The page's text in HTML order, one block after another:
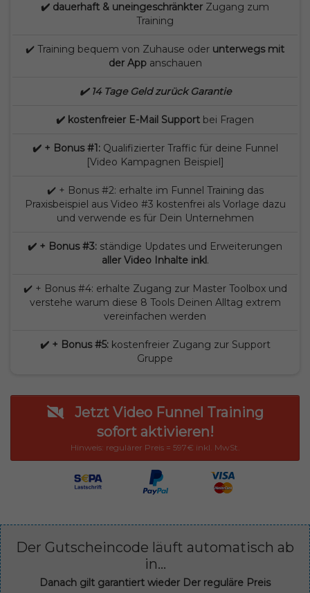
✔️ dauerhaft & uneingeschränkter Zugang zum
Training
✔️ Training bequem von Zuhause oder unterwegs mit
der Appanschauen
✔️ 14 Tage Geld zurück Garantie
✔️ kostenfreier E-Mail Support bei Fragen
✔️ + Bonus #1: Qualifizierter Traffic für deine Funnel
[Video Kampagnen Beispiel]
✔️ + Bonus #2: erhalte im Funnel Training das
Praxisbeispiel aus Video #3 kostenfrei als Vorlage dazu
und verwende es für Dein Unternehmen
✔️ + Bonus #3: ständige Updates und Erweiterungen
aller Video Inhalte inkl.
✔️ + Bonus #4: erhalte Zugang zur Master Toolbox und
verstehe warum diese 8 Tools Deinen Alltag extrem
vereinfachen werden
✔️ + Bonus #5: kostenfreier Zugang zur Support
Gruppe
Jetzt Video Funnel Training
sofort aktivieren!
Hinweis: regulärer Preis = 597€ inkl. MwSt.
Der Gutscheincode läuft automatisch ab
in...
Danach gilt garantiert wieder Der reguläre Preis